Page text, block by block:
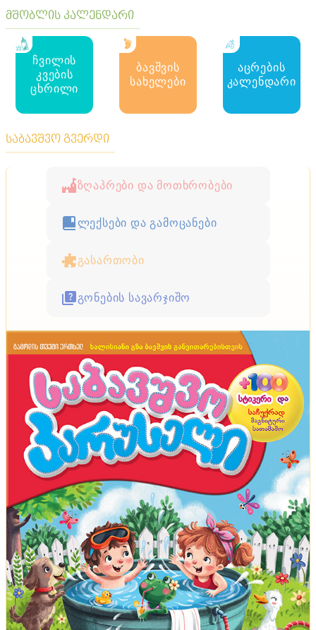
მშობლის კალენდარი
ჩვილის
კვების
ცხრილი
ბავშვის
სახელები
აცრების
კალენდარი
საბავშვო გვერდი
ზღაპრები და მოთხრობები
ლექსები და გამოცანები
გასართობი
გონების სავარჯიშო